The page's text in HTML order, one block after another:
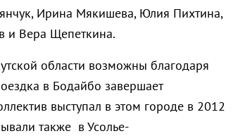
Ирина Мякишева, Юлия Пихтина,
и Вера Щепеткина.
области возможны благодаря
в Бодайбо завершает
выступал в этом городе в 2012
также в Усолье-